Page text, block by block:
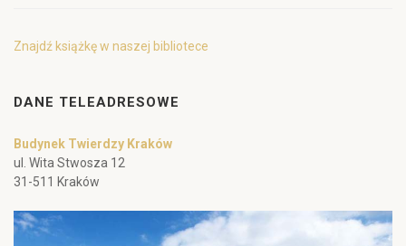
Znajdź książkę w naszej bibliotece
DANE TELEADRESOWE
Budynek Twierdzy Kraków
ul. Wita Stwosza 12
31-511 Kraków